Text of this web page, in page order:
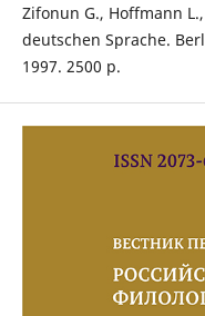
Zifonun G., Hoffmann
deutschen Sprache.
1997. 2500 p.